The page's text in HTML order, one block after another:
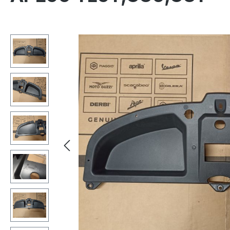
Bildergalerie überspringen